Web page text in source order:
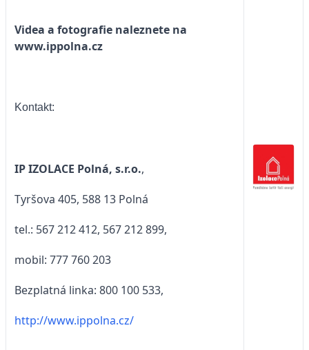
Videa a fotografie naleznete na
www.ippolna.cz
Kontakt:
IP IZOLACE Polná, s.r.o.,
Tyršova 405, 588 13 Polná
tel.: 567 212 412, 567 212 899,
mobil: 777 760 203
Bezplatná linka: 800 100 533,
http://www.ippolna.cz/